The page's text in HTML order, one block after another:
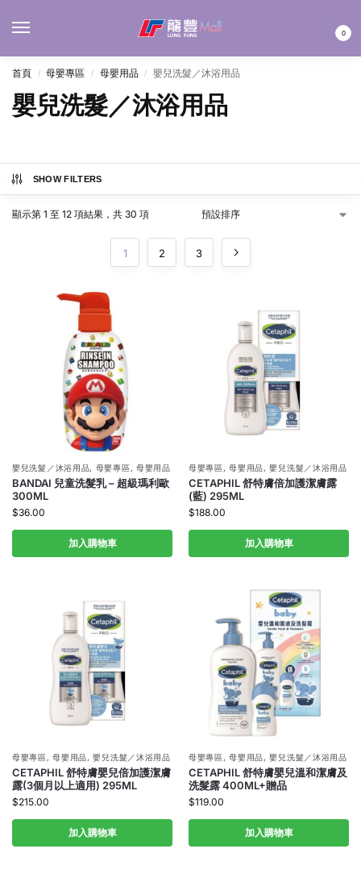
0
首頁 / 母嬰專區 / 母嬰用品 / 嬰兒洗髮／沐浴用品
嬰兒洗髮／沐浴用品
SHOW FILTERS
顯示第 1 至 12 項結果，共 30 項
1 2 3
嬰兒洗髮／沐浴用品, 母嬰專區, 母嬰用品
BANDAI 兒童洗髮乳 – 超級瑪利歐
300ML
$36.00
加入購物車
母嬰專區,母嬰用品,嬰兒洗髮／沐浴用品
CETAPHIL 舒特膚倍加護潔膚露
(藍) 295ML
$188.00
加入購物車
母嬰專區,母嬰用品,嬰兒洗髮／沐浴用品
CETAPHIL 舒特膚嬰兒倍加護潔膚
露(3個月以上適用) 295ML
$215.00
加入購物車
母嬰專區,母嬰用品,嬰兒洗髮／沐浴用品
CETAPHIL 舒特膚嬰兒溫和潔膚及
洗髮露 400ML+贈品
$119.00
加入購物車